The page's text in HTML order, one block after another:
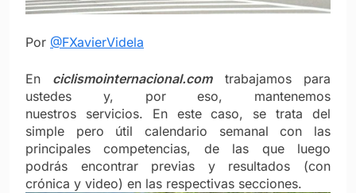
Por @FXavierVidela
En ciclismointernacional.comtrabajamos para
ustedes y, por eso, mantenemos
nuestros servicios. En este caso, se trata del
simple pero útil calendario semanal con las
principales competencias, de las que luego
podrás encontrar previas y resultados (con
crónica y video) en las respectivas secciones.